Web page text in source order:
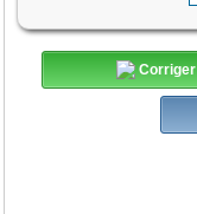
Corriger